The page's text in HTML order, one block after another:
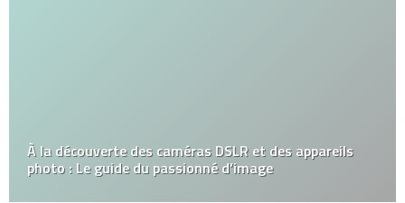
À la découverte des caméras DSLR et des appareils
photo : Le guide du passionné d’image